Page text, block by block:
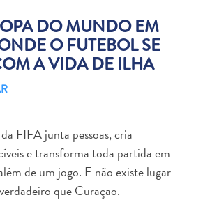
DO MUNDO EM
O FUTEBOL SE
A VIDA DE ILHA
FIFA junta pessoas, cria
e transforma toda partida em
de um jogo. E não existe lugar
que Curaçao.